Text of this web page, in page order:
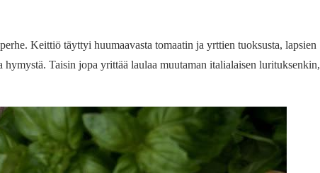
Keittiö täyttyi huumaavasta tomaatin ja yrttien tuoksusta, lapsien
hymystä. Taisin jopa yrittää laulaa muutaman italialaisen lurituksenkin,